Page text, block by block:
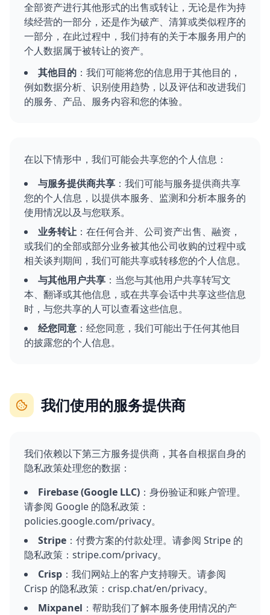
全部资产进行其他形式的出售或转让，无论是作为持
续经营的一部分，还是作为破产、清算或类似程序的
一部分，在此过程中，我们持有的关于本服务用户的
个人数据属于被转让的资产。
其他目的 ：我们可能将您的信息用于其他目的，
例如数据分析、识别使用趋势，以及评估和改进我们
的服务、产品、服务内容和您的体验。
在以下情形中，我们可能会共享您的个人信息：
与服务提供商共享 ：我们可能与服务提供商共享
您的个人信息，以提供本服务、监测和分析本服务的
使用情况以及与您联系。
业务转让 ：在任何合并、公司资产出售、融资，
或我们的全部或部分业务被其他公司收购的过程中或
相关谈判期间，我们可能共享或转移您的个人信息。
与其他用户共享 ：当您与其他用户共享转写文
本、翻译或其他信息，或在共享会话中共享这些信息
时，与您共享的人可以查看这些信息。
经您同意 ：经您同意，我们可能出于任何其他目
的披露您的个人信息。
我们使用的服务提供商
我们依赖以下第三方服务提供商，其各自根据自身的
隐私政策处理您的数据：
Firebase (Google LLC) ：身份验证和账户管理。
请参阅 Google 的隐私政策：
policies.google.com/privacy。
Stripe ：付费方案的付款处理。请参阅 Stripe 的
隐私政策：stripe.com/privacy。
Crisp ：我们网站上的客户支持聊天。请参阅
Crisp 的隐私政策：crisp.chat/en/privacy。
Mixpanel ：帮助我们了解本服务使用情况的产